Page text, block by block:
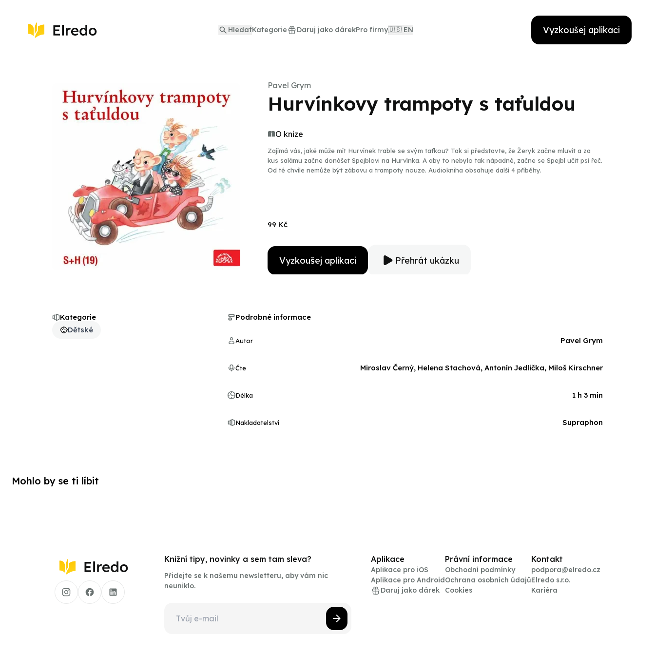
HledatKategorie Daruj jako dárekPro firmy🇺🇸 EN Vyzkoušej aplikaci
Pavel Grym
Hurvínkovy trampoty s taťuldou
O knize
Zajímá vás, jaké může mít Hurvínek trable se svým taťkou? Tak si představte, že Žeryk začne mluvit a za
kus salámu začne donášet Spejblovi na Hurvínka. A aby to nebylo tak nápadné, začne se Spejbl učit psí řeč.
Od té chvíle nemůže být zábavu a trampoty nouze. Audiokniha obsahuje další 4 příběhy.
99 Kč
Vyzkoušej aplikaci Přehrát ukázku
Kategorie
Dětské
Podrobné informace
Autor Pavel Grym
Čte Miroslav Černý, Helena Stachová, Antonín Jedlička, Miloš Kirschner
Délka 1 h 3 min
Nakladatelství Supraphon
Mohlo by se ti líbit
Knižní tipy, novinky a sem tam sleva?
Přidejte se k našemu newsletteru, aby vám nic
neuniklo.
Aplikace
Aplikace pro iOS
Aplikace pro Android
Daruj jako dárek
Právní informace
Obchodní podmínky
Ochrana osobních údajů
Cookies
Kontakt
podpora@elredo.cz
Elredo s.r.o.
Kariéra